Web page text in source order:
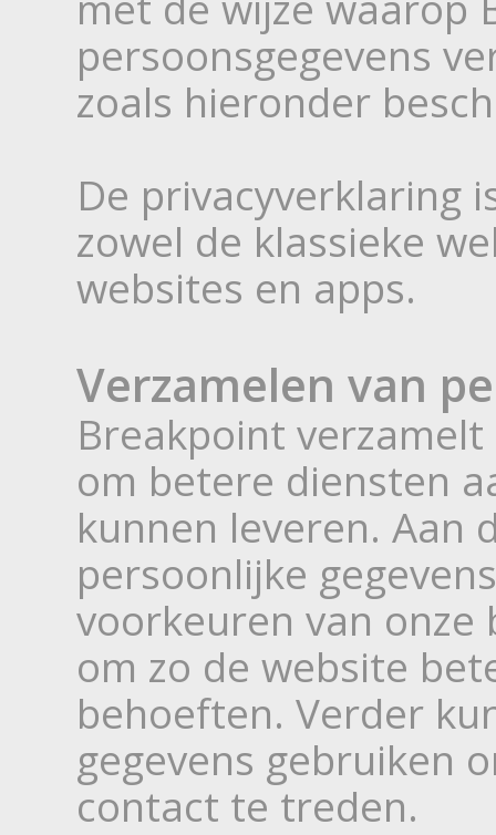
persoonsgegevens
zoals hieronder
De privacyverklaring
zowel de klassieke
websites en apps.
Verzamelen van
Breakpoint
om betere diensten
kunnen leveren. Aan
persoonlijke
voorkeuren van onze
om zo de website
behoeften. Verder
gegevens gebruiken
contact te treden.